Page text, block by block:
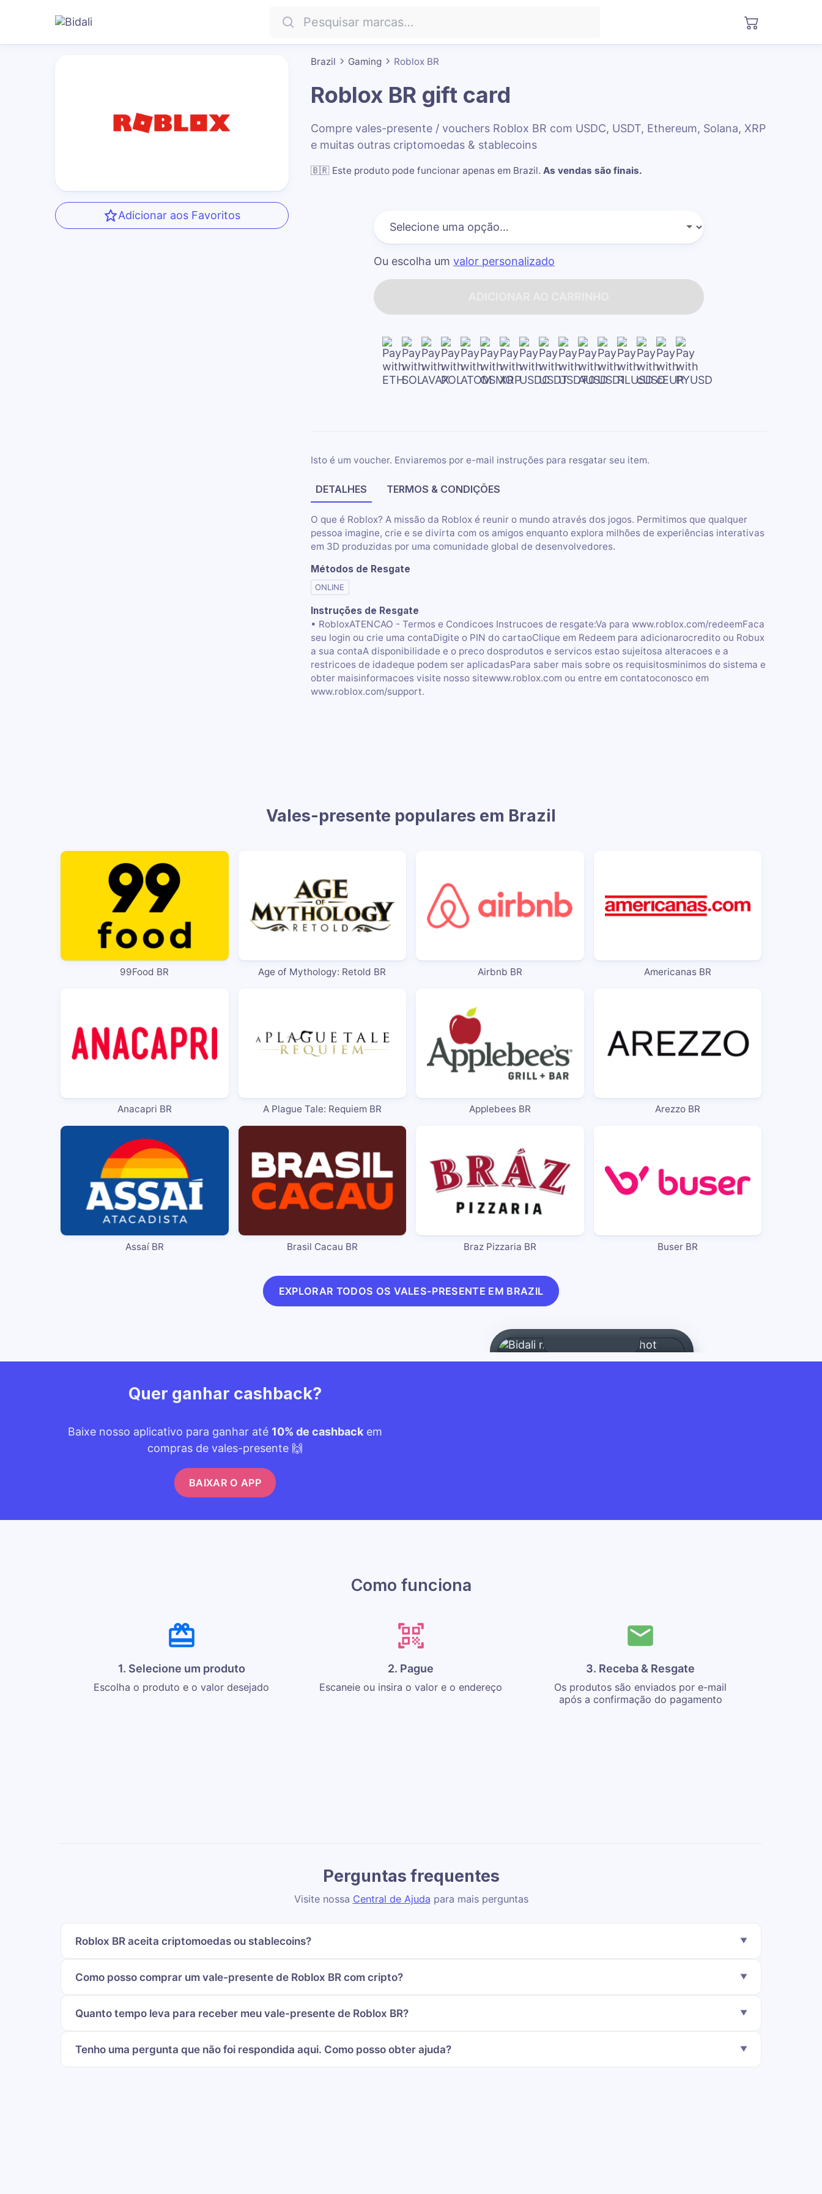
Adicionar aos Favoritos
Brazil Gaming Roblox BR
Roblox BR gift card
Compre vales-presente / vouchers Roblox BR com USDC, USDT, Ethereum, Solana, XRP
e muitas outras criptomoedas & stablecoins
🇧🇷 Este produto pode funcionar apenas em Brazil. As vendas são finais.
Ou escolha um valor personalizado
Isto é um voucher. Enviaremos por e-mail instruções para resgatar seu item.
DETALHES TERMOS & CONDIÇÕES
O que é Roblox? A missão da Roblox é reunir o mundo através dos jogos. Permitimos que qualquer
pessoa imagine, crie e se divirta com os amigos enquanto explora milhões de experiências interativas
em 3D produzidas por uma comunidade global de desenvolvedores.
Métodos de Resgate
ONLINE
Instruções de Resgate
• RobloxATENCAO - Termos e Condicoes Instrucoes de resgate:Va para www.roblox.com/redeemFaca
seu login ou crie uma contaDigite o PIN do cartaoClique em Redeem para adicionarocredito ou Robux
a sua contaA disponibilidade e o preco dosprodutos e servicos estao sujeitosa alteracoes e a
restricoes de idadeque podem ser aplicadasPara saber mais sobre os requisitosminimos do sistema e
obter maisinformacoes visite nosso sitewww.roblox.com ou entre em contatoconosco em
www.roblox.com/support.
Vales-presente populares em Brazil
99Food BR Age of Mythology: Retold BR Airbnb BR Americanas BR
Anacapri BR A Plague Tale: Requiem BR Applebees BR Arezzo BR
Assaí BR Brasil Cacau BR Braz Pizzaria BR Buser BR
EXPLORAR TODOS OS VALES-PRESENTE EM BRAZIL
Quer ganhar cashback?
Baixe nosso aplicativo para ganhar até 10% de cashback em
compras de vales-presente 🙌
BAIXAR O APP
Como funciona
1. Selecione um produto
Escolha o produto e o valor desejado
2. Pague
Escaneie ou insira o valor e o endereço
3. Receba & Resgate
Os produtos são enviados por e-mail
após a confirmação do pagamento
Perguntas frequentes
Visite nossa Central de Ajuda para mais perguntas
Roblox BR aceita criptomoedas ou stablecoins?
Como posso comprar um vale-presente de Roblox BR com cripto?
Quanto tempo leva para receber meu vale-presente de Roblox BR?
Tenho uma pergunta que não foi respondida aqui. Como posso obter ajuda?